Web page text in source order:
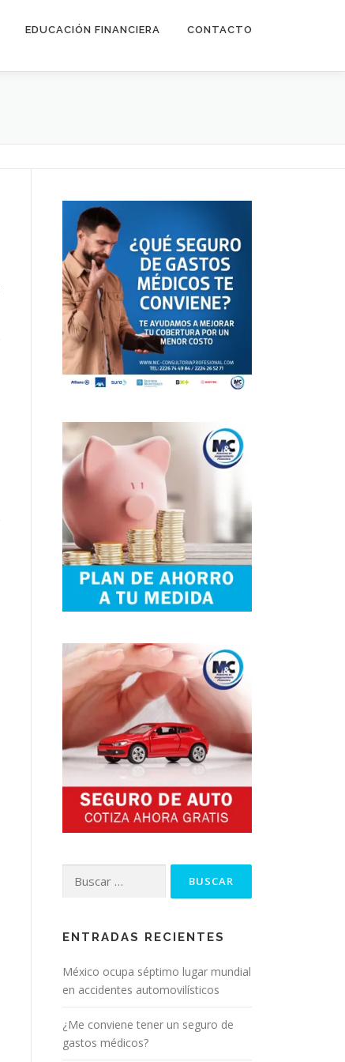
EDUCACIÓN FINANCIERA CONTACTO
ENTRADAS RECIENTES
México ocupa séptimo lugar mundial
en accidentes automovilísticos
¿Me conviene tener un seguro de
gastos médicos?